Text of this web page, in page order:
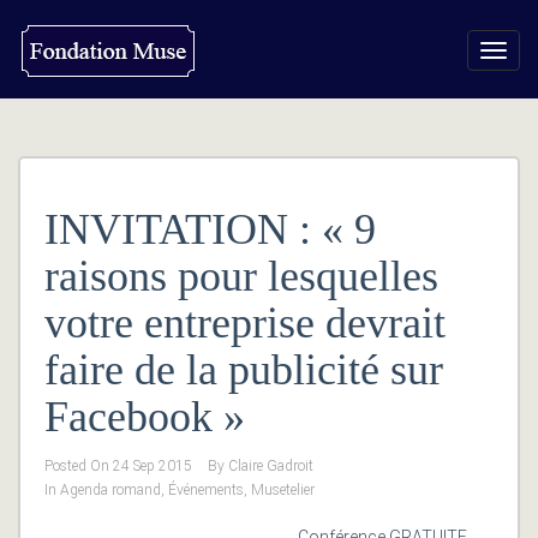
INVITATION : « 9
raisons pour lesquelles
votre entreprise devrait
faire de la publicité sur
Facebook »
Posted On 24 Sep 2015 By Claire Gadroit
In Agenda romand , Événements, Musetelier